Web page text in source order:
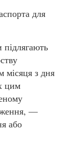
для
підлягають
місяця з дня
цим
—
або